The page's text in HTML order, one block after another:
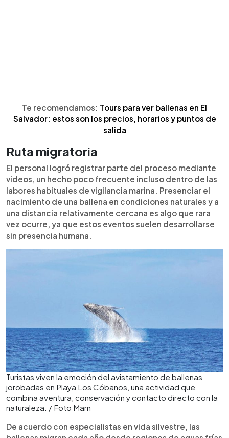
Te recomendamos: Tours para ver ballenas en El
Salvador: estos son los precios, horarios y puntos de
salida
Ruta migratoria
El personal logró registrar parte del proceso mediante
videos, un hecho poco frecuente incluso dentro de las
labores habituales de vigilancia marina. Presenciar el
nacimiento de una ballena en condiciones naturales y a
una distancia relativamente cercana es algo que rara
vez ocurre, ya que estos eventos suelen desarrollarse
sin presencia humana.
Turistas viven la emoción del avistamiento de ballenas
jorobadas en Playa Los Cóbanos, una actividad que
combina aventura, conservación y contacto directo con la
naturaleza. / Foto Marn
De acuerdo con especialistas en vida silvestre, las